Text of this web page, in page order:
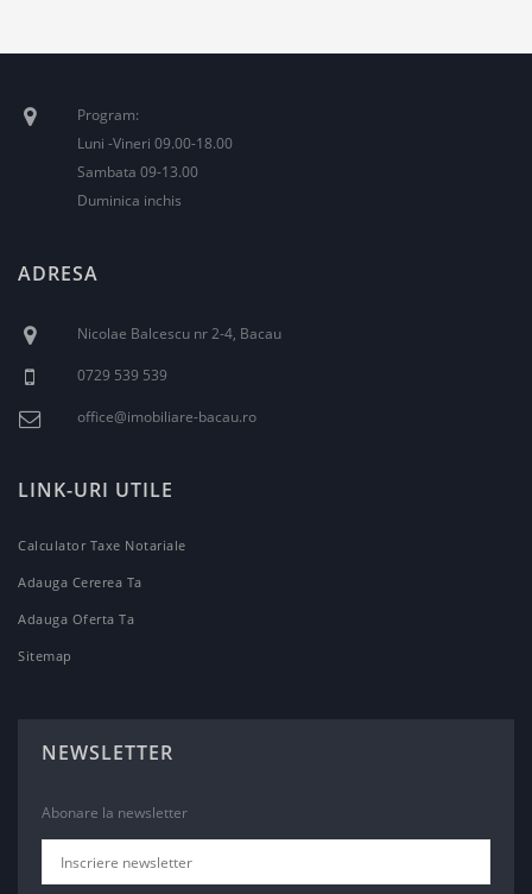
Program:
Luni -Vineri 09.00-18.00
Sambata 09-13.00
Duminica inchis
ADRESA
Nicolae Balcescu nr 2-4, Bacau
0729 539 539
office@imobiliare-bacau.ro
LINK-URI UTILE
Calculator Taxe Notariale
Adauga Cererea Ta
Adauga Oferta Ta
Sitemap
NEWSLETTER
Abonare la newsletter